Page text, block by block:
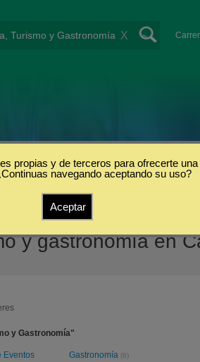
X
y gastronomía en
y Gastronomía"
Eventos Gastronomía (6)
propias y de terceros para ofrecerte
navegando aceptando su uso?
Aceptar